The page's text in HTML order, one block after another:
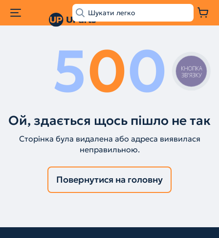
500
Ой, здається щось пішло не так
Сторінка була видалена або адреса виявилася
неправильною.
Повернутися на головну
КНОПКА
ЗВ'ЯЗКУ